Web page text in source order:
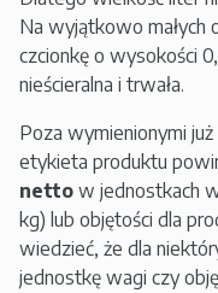
Na wyjątkowo małych
czcionkę o wysokości
nieścieralna i trwała.
Poza wymienionymi
etykieta produktu
netto w jednostkach
kg) lub objętości dla
wiedzieć, że dla
jednostkę wagi czy